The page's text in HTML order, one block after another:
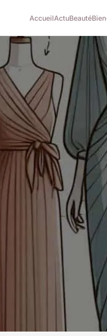
AccueilActuBeauté